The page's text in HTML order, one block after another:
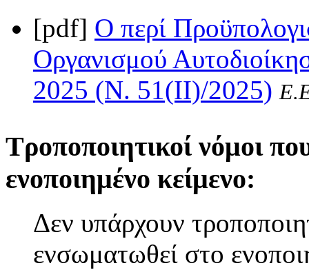
[pdf] Ο περί
Οργανισμού
2025 (Ν. 51(II)/2025)
Τροποποιητικοί νόμοι
ενοποιημένο κείμενο:
Δεν υπάρχουν
ενσωματωθεί στο